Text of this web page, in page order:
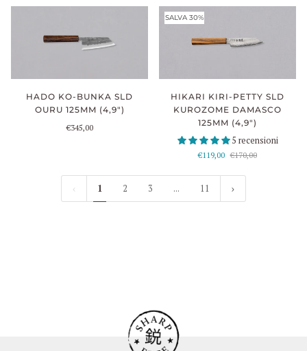
HADO KO-BUNKA SLD
OURU 125MM (4,9")
€345,00
SALVA 30%
HIKARI KIRI-PETTY SLD
KUROZOME DAMASCO
125MM (4,9")
5 recensioni
€119,00 €170,00
1 2 3 ... 11